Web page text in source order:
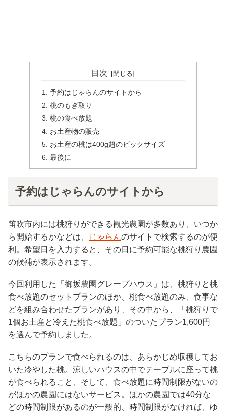
目次
予約はじゃらんのサイトから
桃のもぎ取り
桃の食べ放題
お土産物の販売
お土産の桃は400g超のビックサイズ
最後に
予約はじゃらんのサイトから
笛吹市内には桃狩りができる観光農園が多数あり、いつか
ら開始するかなどは、
じゃらんのサイトで検索するのが便
利。希望日を入力すると、その日に予約可能な桃狩り農園
の候補が表示されます。
今回利用した「御坂農園グレープハウス」は、桃狩りと桃
食べ放題のセットプランのほか、桃食べ放題のみ、食事な
どを組み合わせたプランがあり、その中から、「桃狩りで
1個お土産と冷えた桃食べ放題」のついたプラン1,600円
を選んで予約しました。
こちらのプランで食べられるのは、あらかじめ収穫してお
いた冷やした桃。涼しいハウスの中でテーブルに座って桃
が食べられること、そして、食べ放題に時間制限がないの
がほかの農園にはないサービス。ほかの農園では40分な
どの時間制限があるのが一般的、時間制限がなければ、ゆ